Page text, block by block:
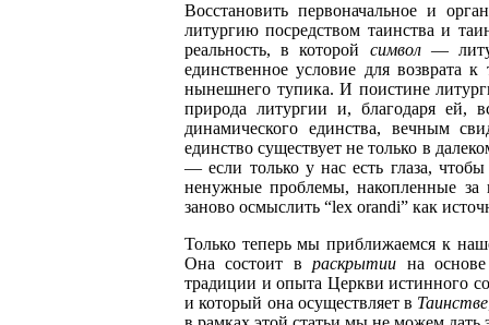
Восстановить первоначальное и
литургию посредством таинства и
реальность, в которой символ—
единственное условие для возврата
нынешнего тупика. И поистине
природа литургии и, благодаря ей,
динамического единства, вечным
единство существует не только в
— если только у нас есть глаза,
ненужные проблемы, накопленные
заново осмыслить “lex orandi” как
Только теперь мы приближаемся к
Она состоит враскрытии на основе
традиции и опыта Церкви истинного
и который она осуществляет в Таинстве